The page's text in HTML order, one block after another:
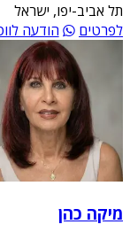
תל אביב-יפו, ישראל
לפרטים
הודעה
מיקה כהן